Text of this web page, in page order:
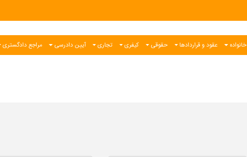
خانواده عقود و قراردادها حقوقی کیفری تجاری آیین دادرسی مراجع دادگستری